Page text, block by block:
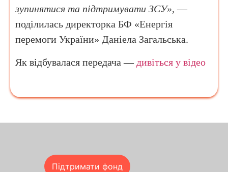
зупинятися та підтримувати ЗСУ», —
поділилась директорка БФ «Енергія
перемоги України» Даніела Загальська.
Як відбувалася передача —дивіться у відео
Підтримати фонд